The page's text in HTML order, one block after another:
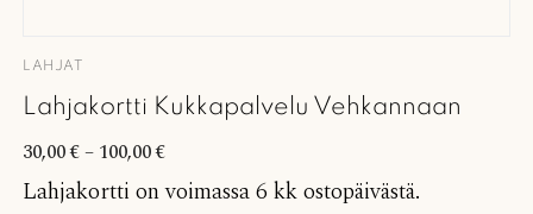
LAHJAT
Lahjakortti Kukkapalvelu Vehkannaan
30,00€– 100,00€
Lahjakortti on voimassa 6 kk ostopäivästä.